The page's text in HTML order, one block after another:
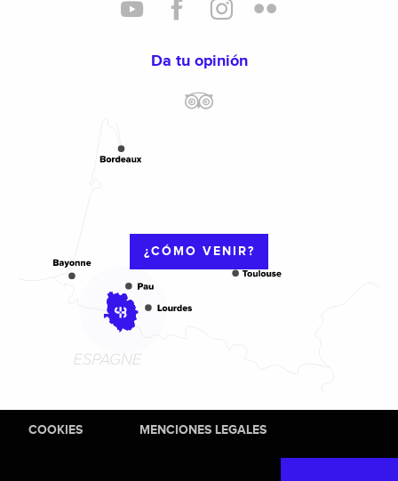
Da tu opinión
¿CÓMO VENIR?
COOKIES MENCIONES LEGALES